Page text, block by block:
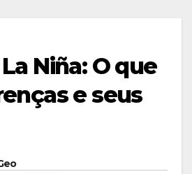
Niña: O que
e seus